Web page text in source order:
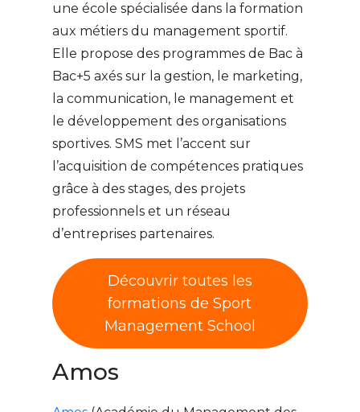
une école spécialisée dans la formation
aux métiers du management sportif.
Elle propose des programmes de Bac à
Bac+5 axés sur la gestion, le marketing,
la communication, le management et
le développement des organisations
sportives. SMS met l’accent sur
l’acquisition de compétences pratiques
grâce à des stages, des projets
professionnels et un réseau
d’entreprises partenaires.
Découvrir toutes les
formations de Sport
Management School
Amos